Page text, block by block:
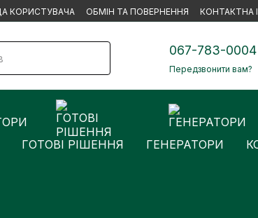
КОРИСТУВАЧА ОБМІН ТА ПОВЕРНЕННЯ КОНТАКТНА
067-783-0004
Передзвонити вам?
ГОТОВІ РІШЕННЯ ГЕНЕРАТОРИ